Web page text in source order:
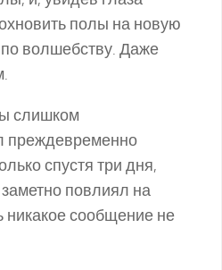
полы на новую
волшебству. Даже
слишком
преждевременно
спустя три дня,
заметно повлиял на
сообщение не